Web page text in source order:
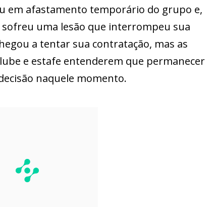
em afastamento temporário do grupo e,
uma lesão que interrompeu sua
a tentar sua contratação, mas as
e estafe entenderem que permanecer
naquele momento.